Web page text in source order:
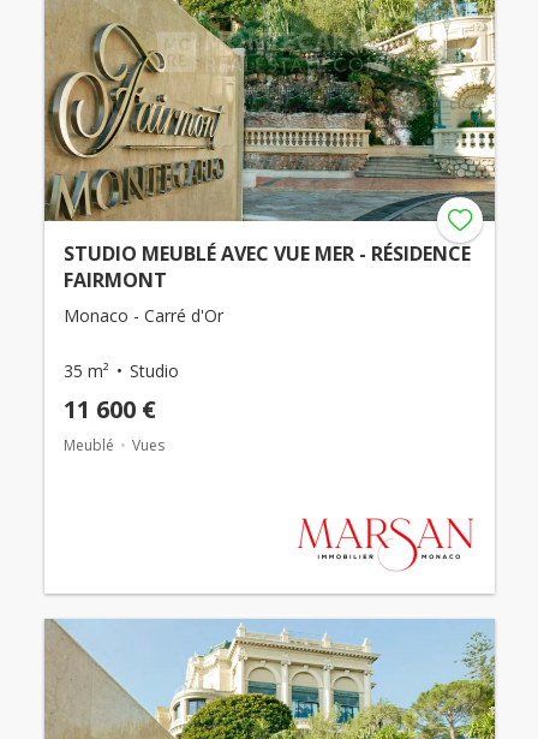
STUDIO MEUBLÉ AVEC VUE MER - RÉSIDENCE
FAIRMONT
Monaco - Carré d'Or
35 m² Studio
11 600 €
Meublé Vues